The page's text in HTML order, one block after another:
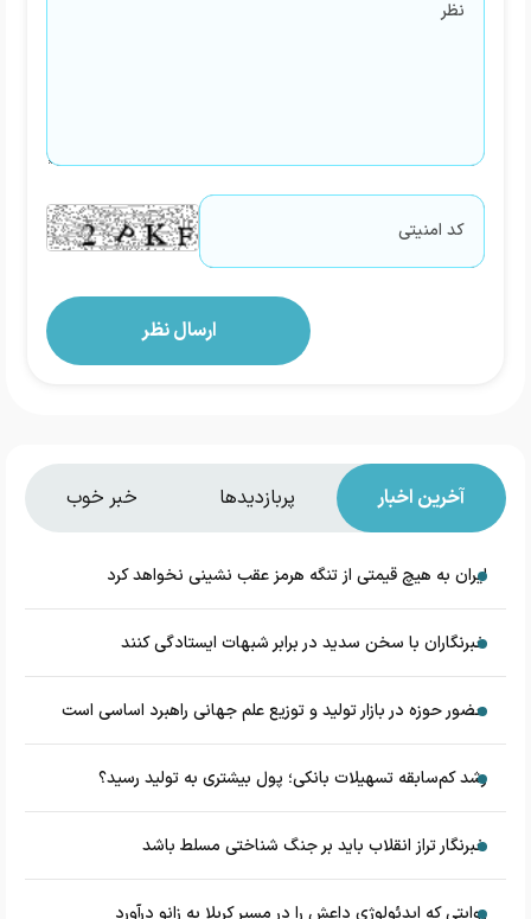
آخرین اخبار پربازدیدها خبر خوب
ایران به هیچ قیمتی از تنگه هرمز عقب نشینی نخواهد کرد
خبرنگاران با سخن سدید در برابر شبهات ایستادگی کنند
حضور حوزه در بازار تولید و توزیع علم جهانی راهبرد اساسی است
رشد کم‌سابقه تسهیلات بانکی؛ پول بیشتری به تولید رسید؟
خبرنگار تراز انقلاب باید بر جنگ شناختی مسلط باشد
روایتی که ایدئولوژی داعش را در مسیر کربلا به زانو درآورد